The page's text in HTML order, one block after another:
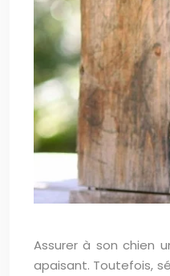
Assurer à son chien
apaisant. Toutefois,